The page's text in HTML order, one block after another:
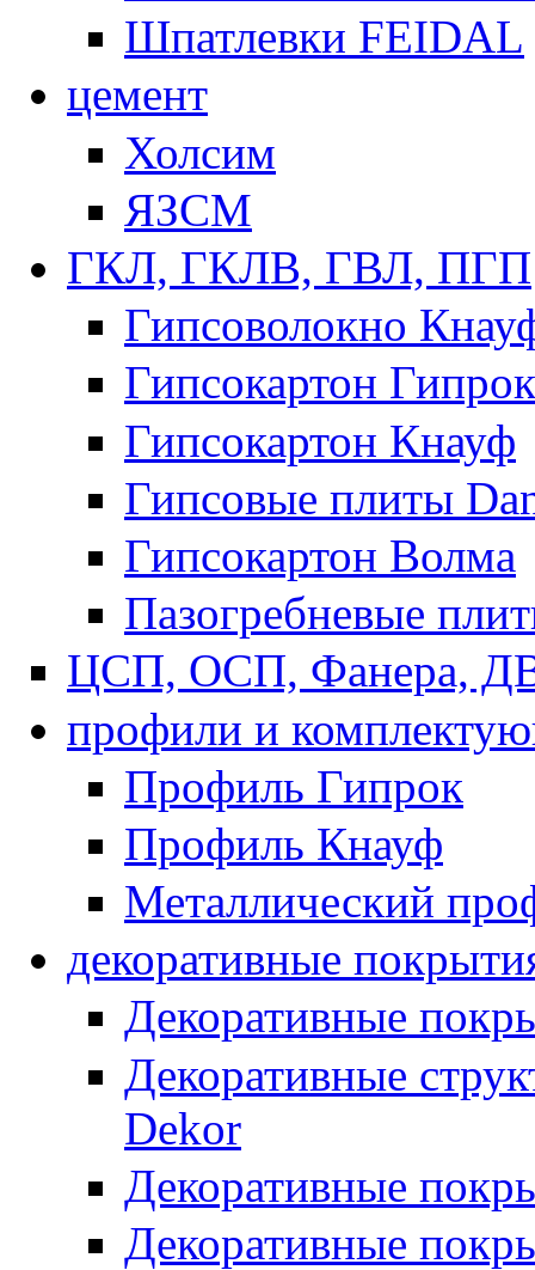
Шпатлевки FEIDAL
цемент
Холсим
ЯЗCМ
ГКЛ, ГКЛВ, ГВЛ, ПГП
Гипсоволокно
Гипсокартон
Гипсокартон Кнауф
Гипсовые плиты
Гипсокартон Волма
Пазогребневые
ЦСП, ОСП, Фанера,
профили и
Профиль Гипрок
Профиль Кнауф
Металлический
декоративные
Декоративные
Декоративные
Dekor
Декоративные
Декоративные